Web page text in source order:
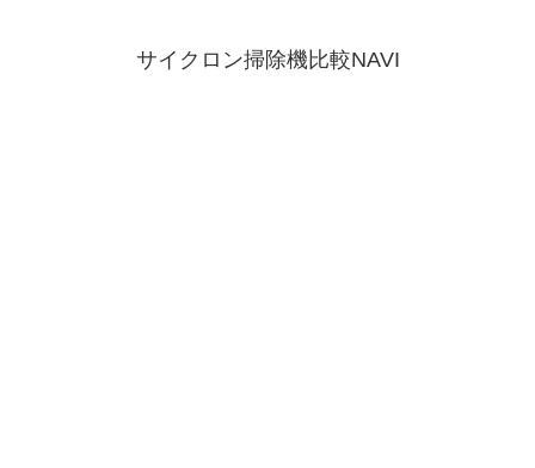
サイクロン掃除機比較NAVI